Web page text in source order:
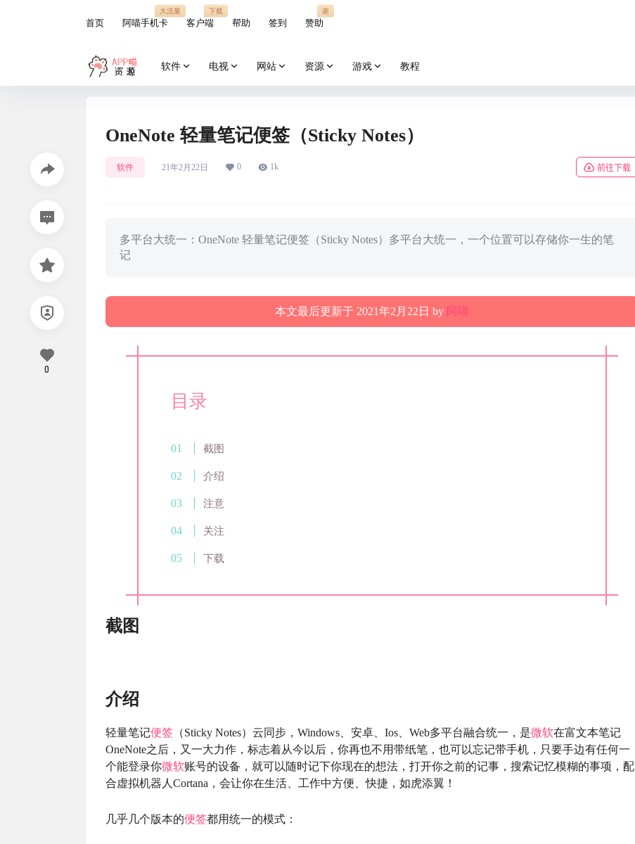
首页 阿喵手机卡
大流量
客户端
下载
帮助 签到 赞助
谢
软件 电视 网站 资源 游戏 教程
OneNote 轻量笔记便签（Sticky Notes）
软件 21年2月22日 0 1k 前往下载
多平台大统一：OneNote 轻量笔记便签（Sticky Notes）多平台大统一，一个位置可以存储你一生的笔
记
本文最后更新于 2021年2月22日 by 阿喵
目录
截图
介绍
注意
关注
下载
截图
介绍
轻量笔记便签 （Sticky Notes）云同步，Windows、安卓、Ios、Web多平台融合统一，是微软在富文本笔记
OneNote之后，又一大力作，标志着从今以后，你再也不用带纸笔，也可以忘记带手机，只要手边有任何一
个能登录你微软账号的设备，就可以随时记下你现在的想法，打开你之前的记事，搜索记忆模糊的事项，配
合虚拟机器人Cortana，会让你在生活、工作中方便、快捷，如虎添翼！
几乎几个版本的便签都用统一的模式：
0